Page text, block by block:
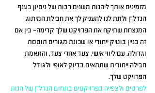
מזמינים אותך ליהנות משנים רבות של ניסיון בענף
הנדל"ן ולתת לנו להעניק לך את חבילת המיתוג
המנצחת שתיקח את הפרויקט שלך קדימה- בין אם
זה בניין בוטיק ייחודי או שכונת מגורים תוססת
וגדולה. עם ליווי אישי, צעד אחרי צעד, והתאמת
חבילה ייחודית שתתאים בדיוק לאופי ולגודל
הפרויקט שלך.
לפרטים ולצפייה בפרויקטים בתחום הנדל"ן של חנות